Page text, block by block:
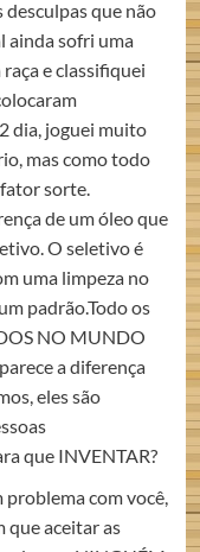
que não
ainda sofri uma
e classifiquei
dia, joguei muito
mas como todo
sorte.
de um óleo que
O seletivo é
uma limpeza no
padrão.Todo os
NO MUNDO
a diferença
eles são
que INVENTAR?
com você,
que aceitar as